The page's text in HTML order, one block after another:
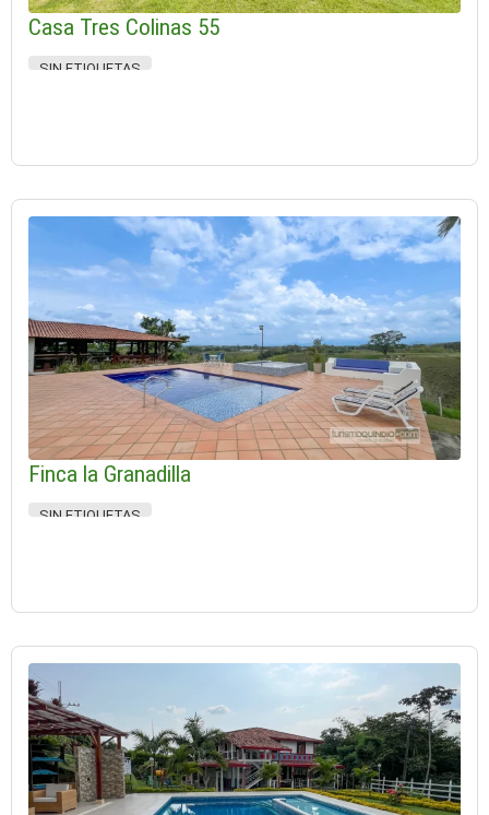
Casa Tres Colinas 55
SIN ETIQUETAS
Finca la Granadilla
SIN ETIQUETAS